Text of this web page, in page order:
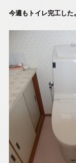
今週もトイレ完工した